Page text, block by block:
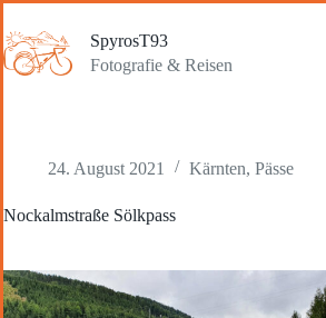
Inhalt
springen
SpyrosT93
Fotografie & Reisen
24. August 2021 Kärnten, Pässe
Nockalmstraße Sölkpass